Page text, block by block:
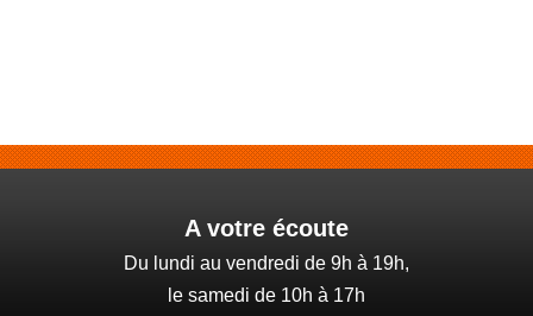
A votre écoute
Du lundi au vendredi de 9h à 19h,
le samedi de 10h à 17h